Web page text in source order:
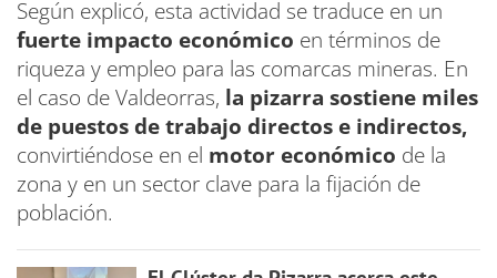
Según explicó, esta actividad se traduce en un
fuerte impacto económico en términos de
riqueza y empleo para las comarcas mineras. En
el caso de Valdeorras, la pizarra sostiene miles
de puestos de trabajo directos e indirectos,
convirtiéndose en el motor económico de la
zona y en un sector clave para la fijación de
población.